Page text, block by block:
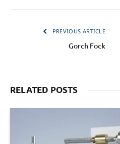
PREVIOUS ARTICLE
Gorch Fock
RELATED POSTS